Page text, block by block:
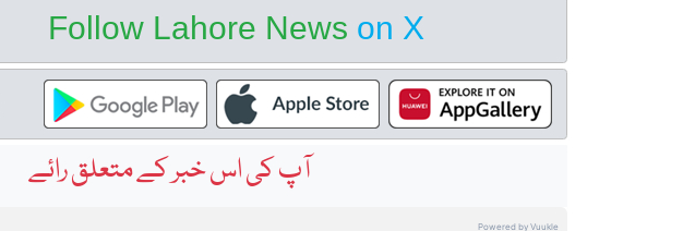
Follow Lahore News on X
آپ کی اس خبر کے متعلق رائے